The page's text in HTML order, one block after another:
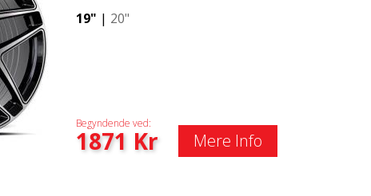
19" | 20"
Begyndende ved:
1871 Kr Mere Info